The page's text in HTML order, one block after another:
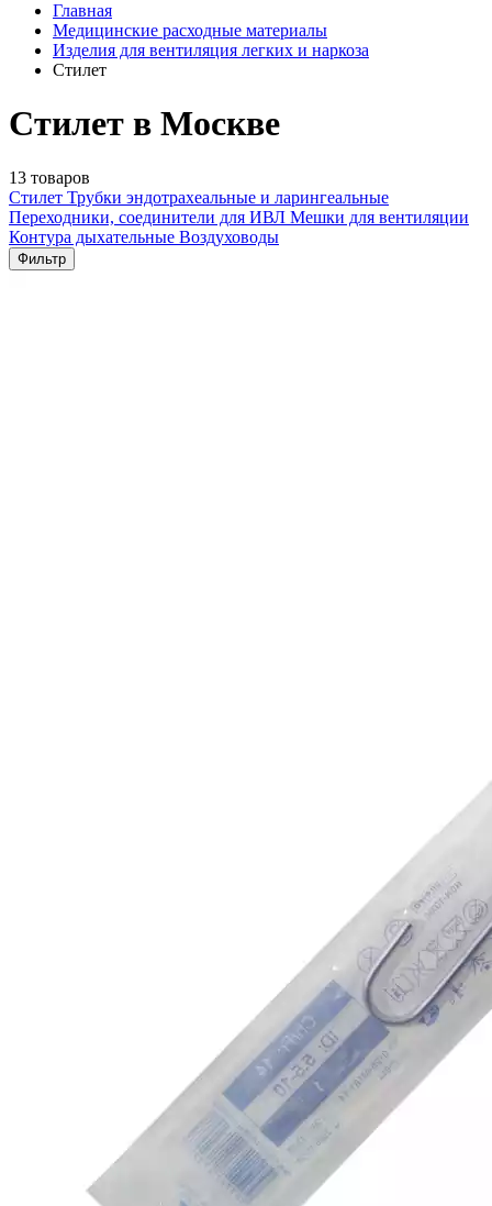
Главная
Медицинские расходные материалы
Изделия для вентиляция легких и наркоза
Стилет
Стилет в Москве
13 товаров
Стилет Трубки эндотрахеальные и ларингеальные
Переходники, соединители для ИВЛ Мешки для вентиляции
Контура дыхательные Воздуховоды
Фильтр